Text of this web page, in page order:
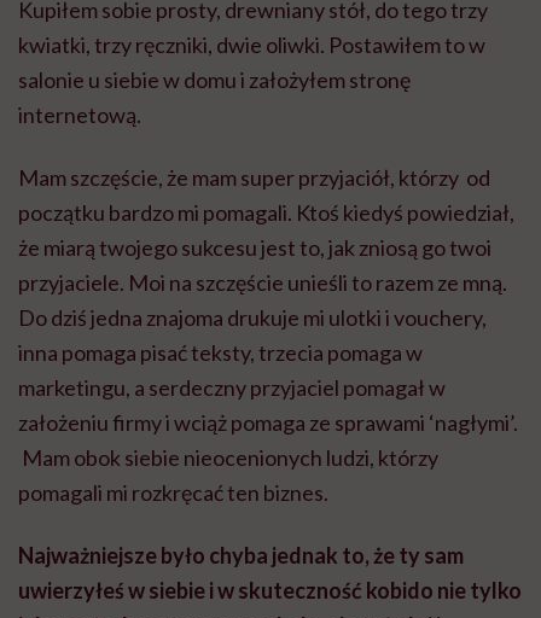
Kupiłem sobie prosty, drewniany stół, do tego trzy
kwiatki, trzy ręczniki, dwie oliwki. Postawiłem to w
salonie u siebie w domu i założyłem stronę
internetową.
Mam szczęście, że mam super przyjaciół, którzy od
początku bardzo mi pomagali. Ktoś kiedyś powiedział,
że miarą twojego sukcesu jest to, jak zniosą go twoi
przyjaciele. Moi na szczęście unieśli to razem ze mną.
Do dziś jedna znajoma drukuje mi ulotki i vouchery,
inna pomaga pisać teksty, trzecia pomaga w
marketingu, a serdeczny przyjaciel pomagał w
założeniu firmy i wciąż pomaga ze sprawami ‘nagłymi’.
Mam obok siebie nieocenionych ludzi, którzy
pomagali mi rozkręcać ten biznes.
Najważniejsze było chyba jednak to, że ty sam
uwierzyłeś w siebie i w skuteczność kobido nie tylko